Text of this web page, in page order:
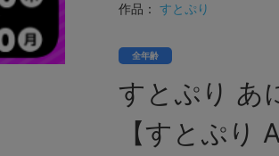
作品： すとぷり
全年齢
すとぷり あ
【すとぷり